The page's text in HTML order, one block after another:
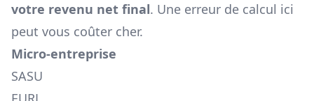
votre revenu net final. Une erreur de calcul ici
peut vous coûter cher.
Micro-entreprise
SASU